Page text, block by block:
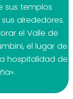
sus templos
alrededores.
el Valle de
el lugar de
hospitalidad de